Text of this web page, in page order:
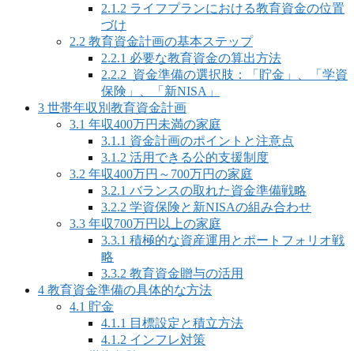
2.1.2 ライフプランにおける教育資金の位置
づけ
2.2 教育資金計画の基本ステップ
2.2.1 必要な教育資金の算出方法
2.2.2 資金準備の選択肢：「貯金」、「学資
保険」、「新NISA」
3 世帯年収別教育資金計画
3.1 年収400万円未満の家庭
3.1.1 資金計画のポイントと注意点
3.1.2 活用できる公的支援制度
3.2 年収400万円～700万円の家庭
3.2.1 バランスの取れた資金準備戦略
3.2.2 学資保険と新NISAの組み合わせ
3.3 年収700万円以上の家庭
3.3.1 積極的な資産運用とポートフォリオ戦
略
3.3.2 教育資金贈与の活用
4 教育資金準備の具体的な方法
4.1 貯金
4.1.1 目標設定と積立方法
4.1.2 インフレ対策